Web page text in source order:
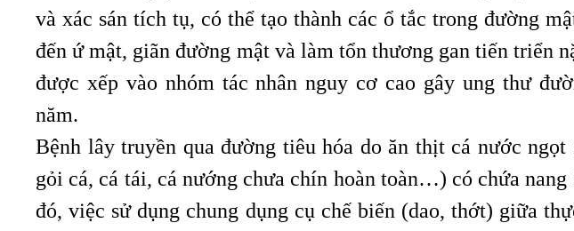
và xác sán tích tụ, có thể tạo thành các ổ tắc trong đường
đến ứ mật, giãn đường mật và làm tổn thương gan tiến triển
được xếp vào nhóm tác nhân nguy cơ cao gây ung thư
năm.
Bệnh lây truyền qua đường tiêu hóa do ăn thịt cá nước
gỏi cá, cá tái, cá nướng chưa chín hoàn toàn…) có chứa nang
đó, việc sử dụng chung dụng cụ chế biến (dao, thớt) giữa